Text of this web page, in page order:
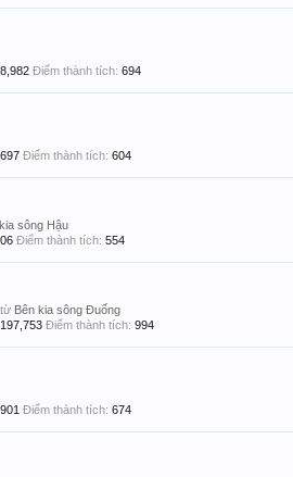
Điểm thành tích: 694
Điểm thành tích: 604
sông Hậu
Điểm thành tích: 554
Bên kia sông Đuống
197,753 Điểm thành tích: 994
Điểm thành tích: 674